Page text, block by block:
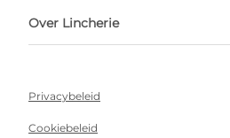
Over Lincherie
Privacybeleid
Cookiebeleid